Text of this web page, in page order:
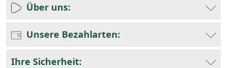
Über uns:
Unsere Bezahlarten:
Ihre Sicherheit: